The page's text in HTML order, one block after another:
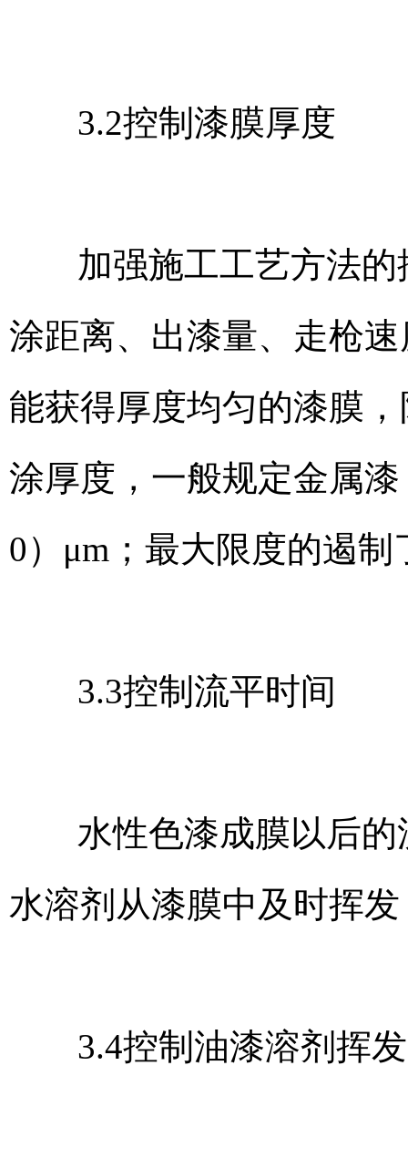
3.2控制漆膜厚度
加强施工工艺方法的
涂距离、出漆量、走枪
能获得厚度均匀的漆膜
涂厚度，一般规定金属
0）μm；最大限度的遏
3.3控制流平时间
水性色漆成膜以后的
水溶剂从漆膜中及时挥
3.4控制油漆溶剂挥